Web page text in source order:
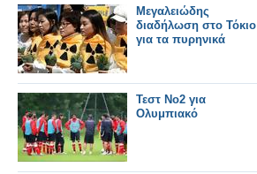
Μεγαλειώδης
διαδήλωση στο Τόκιο
για τα πυρηνικά
Τεστ Νο2 για
Ολυμπιακό